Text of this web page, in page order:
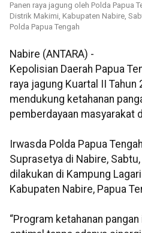
Panen raya jagung oleh Polda Papua
Distrik Makimi, Kabupaten Nabire,
Polda Papua Tengah
Nabire (ANTARA) -
Kepolisian Daerah Papua
raya jagung Kuartal II
mendukung ketahanan
pemberdayaan masyarakat
Irwasda Polda Papua
Suprasetya di Nabire,
dilakukan di Kampung
Kabupaten Nabire, Papua
“Program ketahanan